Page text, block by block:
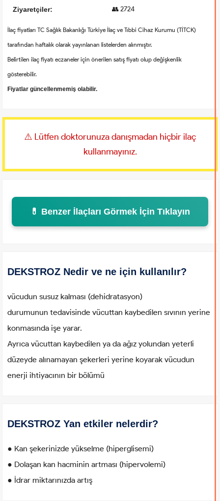
Ziyaretçiler: 👥 2724
İlaç fiyatları TC Sağlık Bakanlığı Türkiye İlaç ve Tıbbi Cihaz Kurumu (TİTCK)
tarafından haftalık olarak yayınlanan listelerden alınmıştır.
Belirtilen ilaç fiyatı eczaneler için önerilen satış fiyatı olup değişkenlik
gösterebilir.
Fiyatlar güncellenmemiş olabilir.
⚠️ Lütfen doktorunuza danışmadan hiçbir ilaç
kullanmayınız.
💊 Benzer İlaçları Görmek İçin Tıklayın
DEKSTROZ Nedir ve ne için kullanılır?
vücudun susuz kalması (dehidratasyon)
durumunun tedavisinde vücuttan kaybedilen sıvının yerine
konmasında işe yarar.
Ayrıca vücuttan kaybedilen ya da ağız yolundan yeterli
düzeyde alınamayan şekerleri yerine koyarak vücudun
enerji ihtiyacının bir bölümü
DEKSTROZ Yan etkiler nelerdir?
● Kan şekerinizde yükselme (hiperglisemi)
● Dolaşan kan hacminin artması (hipervolemi)
● İdrar miktarınızda artış